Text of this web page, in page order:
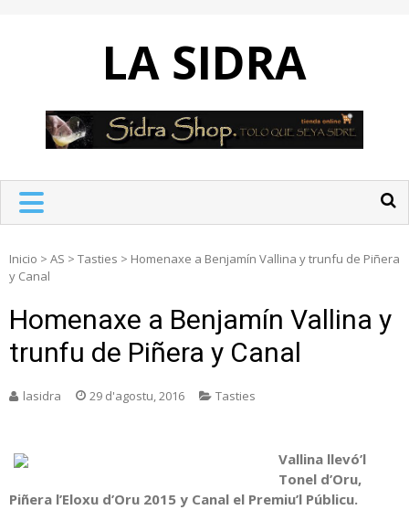
LA SIDRA
Inicio > AS > Tasties > Homenaxe a Benjamín Vallina y trunfu de Piñera
y Canal
Homenaxe a Benjamín Vallina y
trunfu de Piñera y Canal
lasidra 29 d'agostu, 2016 Tasties
Vallina llevó’l
Tonel d’Oru,
Piñera l’Eloxu d’Oru 2015 y Canal el Premiu’l Públicu.